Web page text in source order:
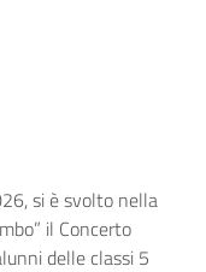
si è svolto nella
il Concerto
delle classi 5